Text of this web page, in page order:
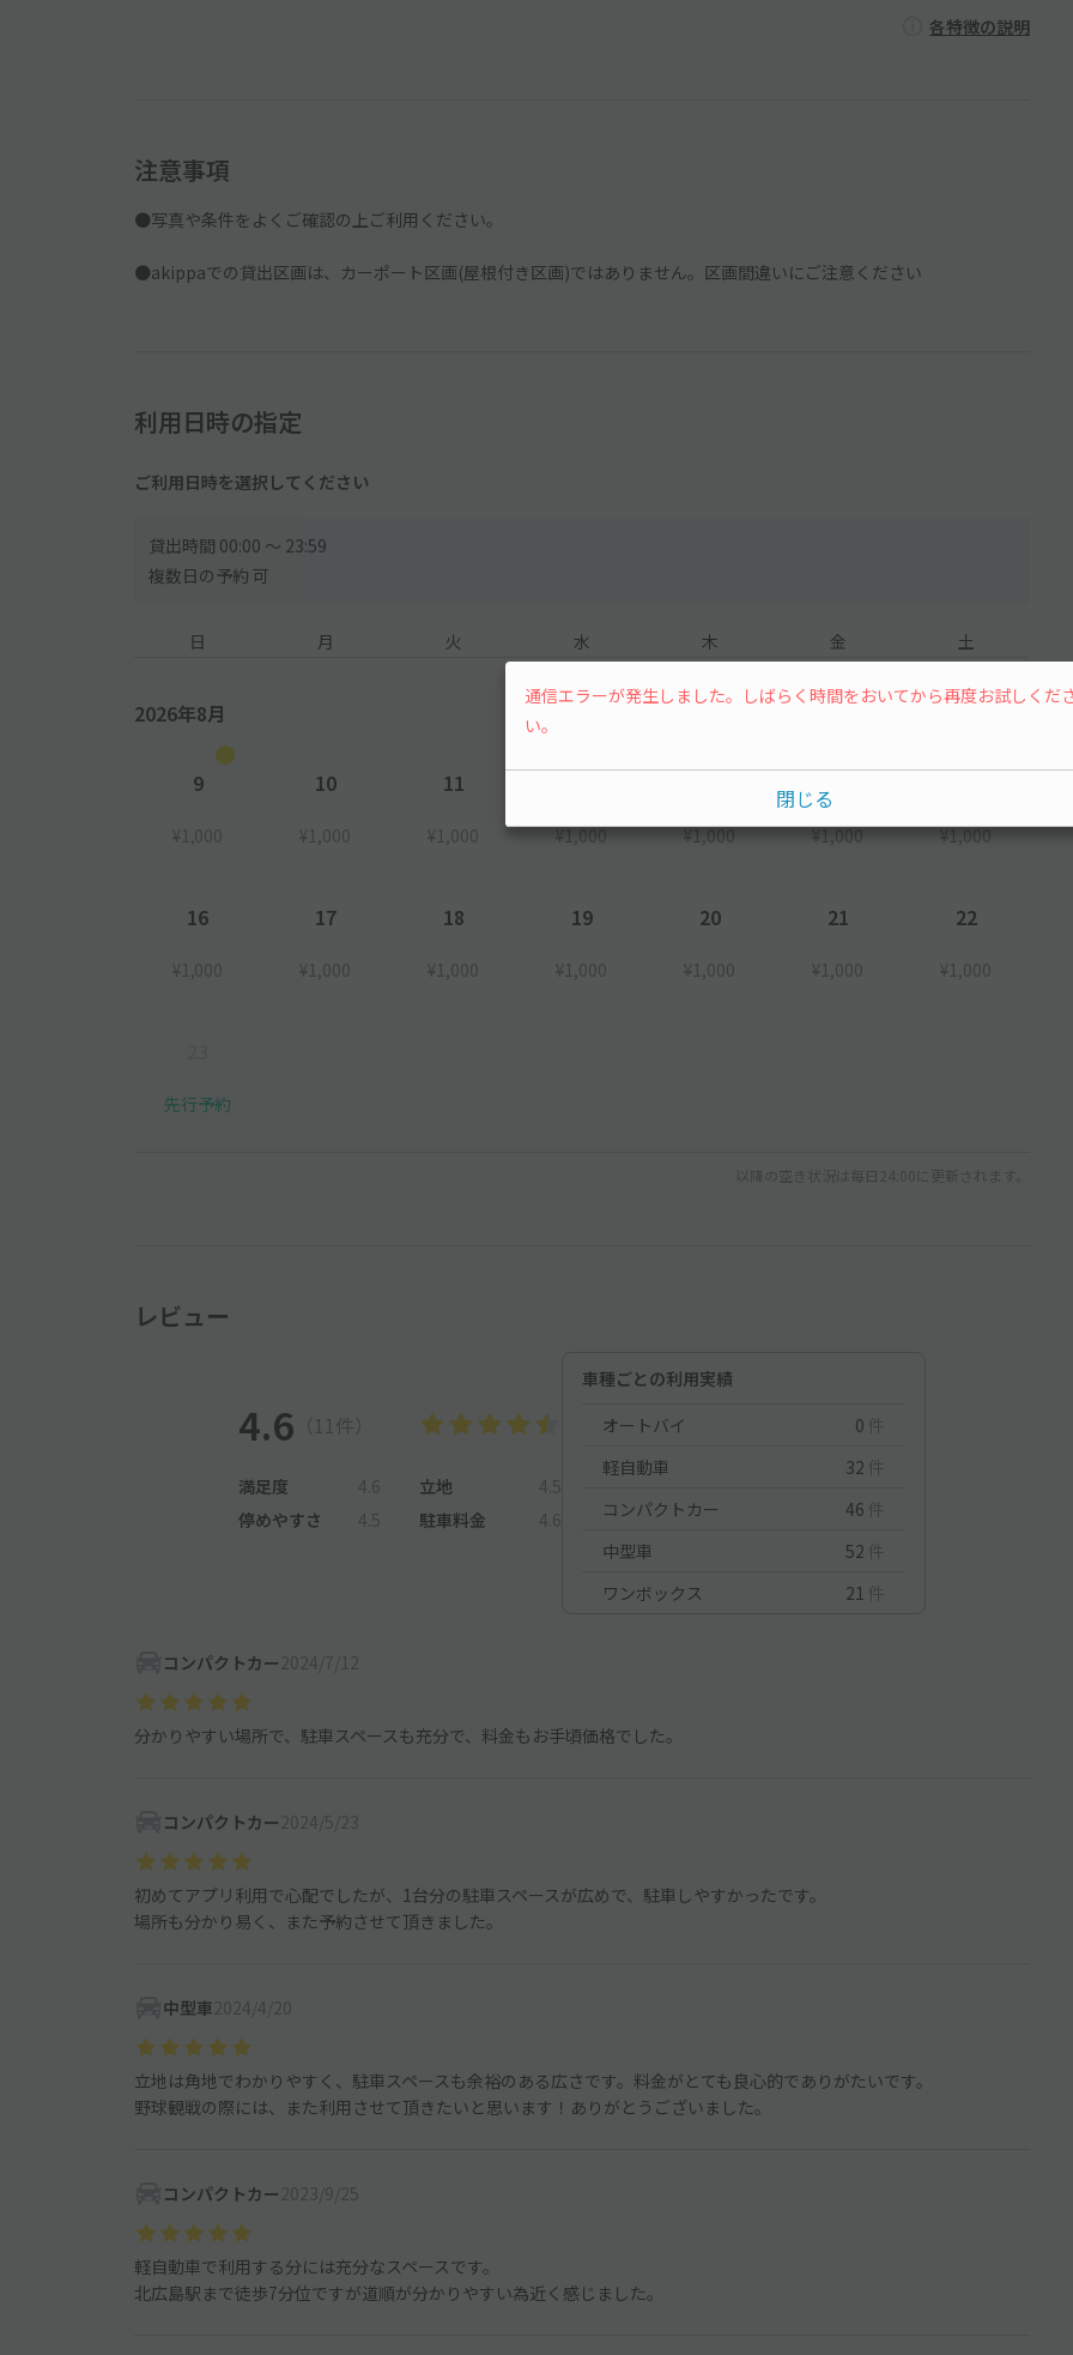
各特徴の説明
注意事項
●写真や条件をよくご確認の上ご利用ください。
●akippaでの貸出区画は、カーポート区画(屋根付き区画)ではありません。区画間違いにご注意ください
利用日時の指定
ご利用日時を選択してください
貸出時間 00:00 〜 23:59
複数日の予約 可
日 月 火 水 木 金 土
2026年8月
9
¥1,000
10
¥1,000
11
¥1,000 ¥1,000 ¥1,000 ¥1,000 ¥1,000
16
¥1,000
17
¥1,000
18
¥1,000
19
¥1,000
20
¥1,000
21
¥1,000
22
¥1,000
先行予約
以降の空き状況は毎日24:00に更新されます。
レビュー
4.6 （11件）
満足度 4.6 立地
4.5
停めやすさ
4.5 駐車料金 4.6
車種ごとの利用実績
オートバイ
0 件
軽自動車
32 件
コンパクトカー
46 件
中型車
52 件
ワンボックス
21 件
コンパクトカー 2024/7/12
分かりやすい場所で、駐車スペースも充分で、料金もお手頃価格でした。
コンパクトカー 2024/5/23
初めてアプリ利用で心配でしたが、1台分の駐車スペースが広めで、駐車しやすかったです。
場所も分かり易く、また予約させて頂きました。
中型車2024/4/20
立地は角地でわかりやすく、駐車スペースも余裕のある広さです。料金がとても良心的でありがたいです。
野球観戦の際には、また利用させて頂きたいと思います！ありがとうございました。
コンパクトカー 2023/9/25
軽自動車で利用する分には充分なスペースです。
北広島駅まで徒歩7分位ですが道順が分かりやすい為近く感じました。
通信エラーが発生しました。しばらく時間をおいてから再度お試しくだ
い。
閉じる